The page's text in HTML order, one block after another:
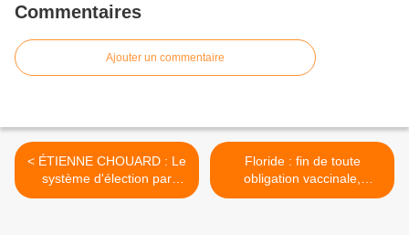
Commentaires
Ajouter un commentaire
< ÉTIENNE CHOUARD : Le
système d'élection par
tirage au sort
Floride : fin de toute
obligation vaccinale,
interdiction des